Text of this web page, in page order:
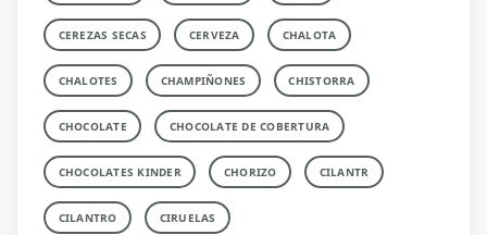
CEREZAS SECAS CERVEZA CHALOTA
CHALOTES CHAMPIÑONES CHISTORRA
CHOCOLATE CHOCOLATE DE COBERTURA
CHOCOLATES KINDER CHORIZO CILANTR
CILANTRO CIRUELAS